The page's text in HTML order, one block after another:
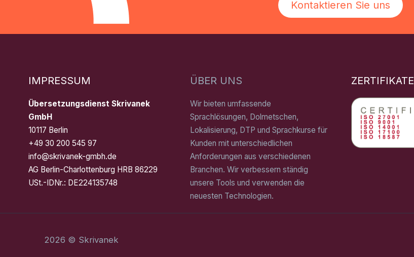
Kontaktieren Sie uns
IMPRESSUM
Übersetzungsdienst Skrivanek
GmbH
10117 Berlin
+49 30 200 545 97
info@skrivanek-gmbh.de
AG Berlin-Charlottenburg HRB 86229
USt.-IDNr.: DE224135748
ÜBER UNS
Wir bieten umfassende
Sprachlösungen, Dolmetschen,
Lokalisierung, DTP und Sprachkurse für
Kunden mit unterschiedlichen
Anforderungen aus verschiedenen
Branchen. Wir verbessern ständig
unsere Tools und verwenden die
neuesten Technologien.
ZERTIFIKATE
2026 © Skrivanek